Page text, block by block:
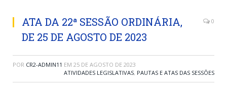
ATA DA 22ª SESSÃO ORDINÁRIA,
DE 25 DE AGOSTO DE 2023
0
POR CR2-ADMIN11 EM 25 DE AGOSTO DE 2023
ATIVIDADES LEGISLATIVAS, PAUTAS E ATAS DAS SESSÕES